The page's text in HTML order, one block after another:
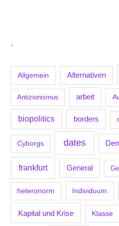
.
Allgemein Alternativen
Antizionismus arbeit
biopolitics borders
Cyborgs dates
frankfurt General
heteronorm Individuum
Kapital und Krise Klasse